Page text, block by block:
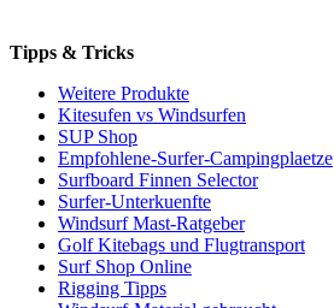
Tipps & Tricks
Weitere Produkte
Kitesufen vs Windsurfen
SUP Shop
Empfohlene-Surfer-Campingplaetze
Surfboard Finnen Selector
Surfer-Unterkuenfte
Windsurf Mast-Ratgeber
Golf Kitebags und Flugtransport
Surf Shop Online
Rigging Tipps